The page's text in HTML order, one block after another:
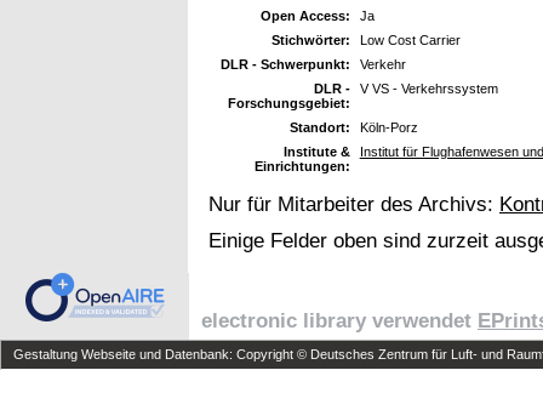
Open Access:
Ja
Stichwörter:
Low Cost Carrier
DLR - Schwerpunkt:
Verkehr
DLR -
Forschungsgebiet:
V VS - Verkehrssystem
Standort:
Köln-Porz
Institute &
Einrichtungen:
Institut für Flughafenwesen
Nur für Mitarbeiter des Archivs:
Einige Felder oben sind zurzeit
electronic library verwendet
Gestaltung Webseite und Datenbank: Copyright © Deutsches Zentrum für Luft- und